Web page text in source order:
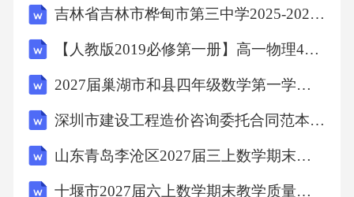
工以各展专长共完成手术团队准备分工实践参
与手术团队准备分工，依手术难度配护士任
求手术团队各成员需提前备岗：器械护士备妥
器械设备，麻醉医生熟麻醉方案、监生命体
征。2.4手术团队的准备与分工术中配合的关键
技巧与注意事项043.1生命体征的监测与调控01
吉林省吉林市桦甸市第三中学2025-2026学年第二学期八年级期末英语试题（文字版含答案）
【人教版2019必修第一册】高一物理4自由落体运动（教学设计）教案
2027届巢湖市和县四年级数学第一学期期末检测模拟试题含解析
深圳市建设工程造价咨询委托合同范本(范本)
山东青岛李沧区2027届三上数学期末复习检测试题含解析
十堰市2027届六上数学期末教学质量检测试题含解析